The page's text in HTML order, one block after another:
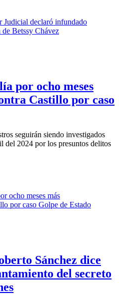
por ocho meses
Castillo por caso
seguirán siendo investigados
del 2024 por los presuntos delitos
Sánchez dice
del secreto